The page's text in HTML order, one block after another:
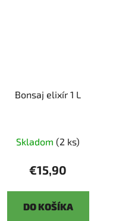
Bonsaj elixír 1 L
Skladom (2 ks)
€15,90
DO KOŠÍKA